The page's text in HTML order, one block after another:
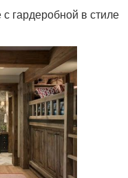
гардеробной в стиле